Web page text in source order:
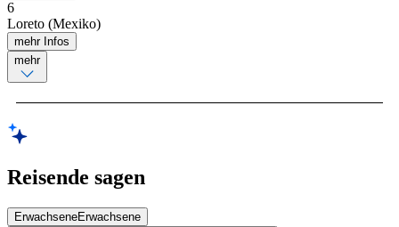
6
Loreto (Mexiko)
mehr Infos
mehr
Reisende sagen
ErwachseneErwachsene